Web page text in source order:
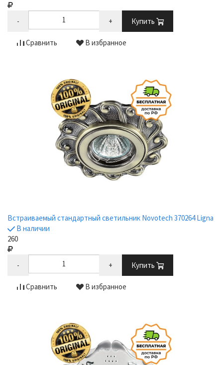
- + Купить
Сравнить В избранное
Встраиваемый стандартный светильник Novotech 370264 Ligna
В наличии
260
- + Купить
Сравнить В избранное